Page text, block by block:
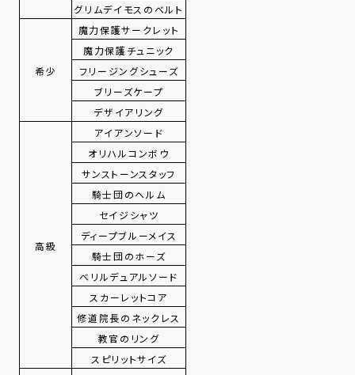
グリムデイモスのベルト
希少
魔力保護サークレット
魔力保護チュニック
フリージングシューズ
ブリーズケープ
デザイアリング
高級
アイアンソード
オリハルコンボウ
サンストーンスタッフ
騎士団のヘルム
セイジシャツ
ディープブルーメイス
騎士団のホーズ
ベリルデュアルソード
スカーレットコア
修道院長のネックレス
教官のリング
スピリットサイズ